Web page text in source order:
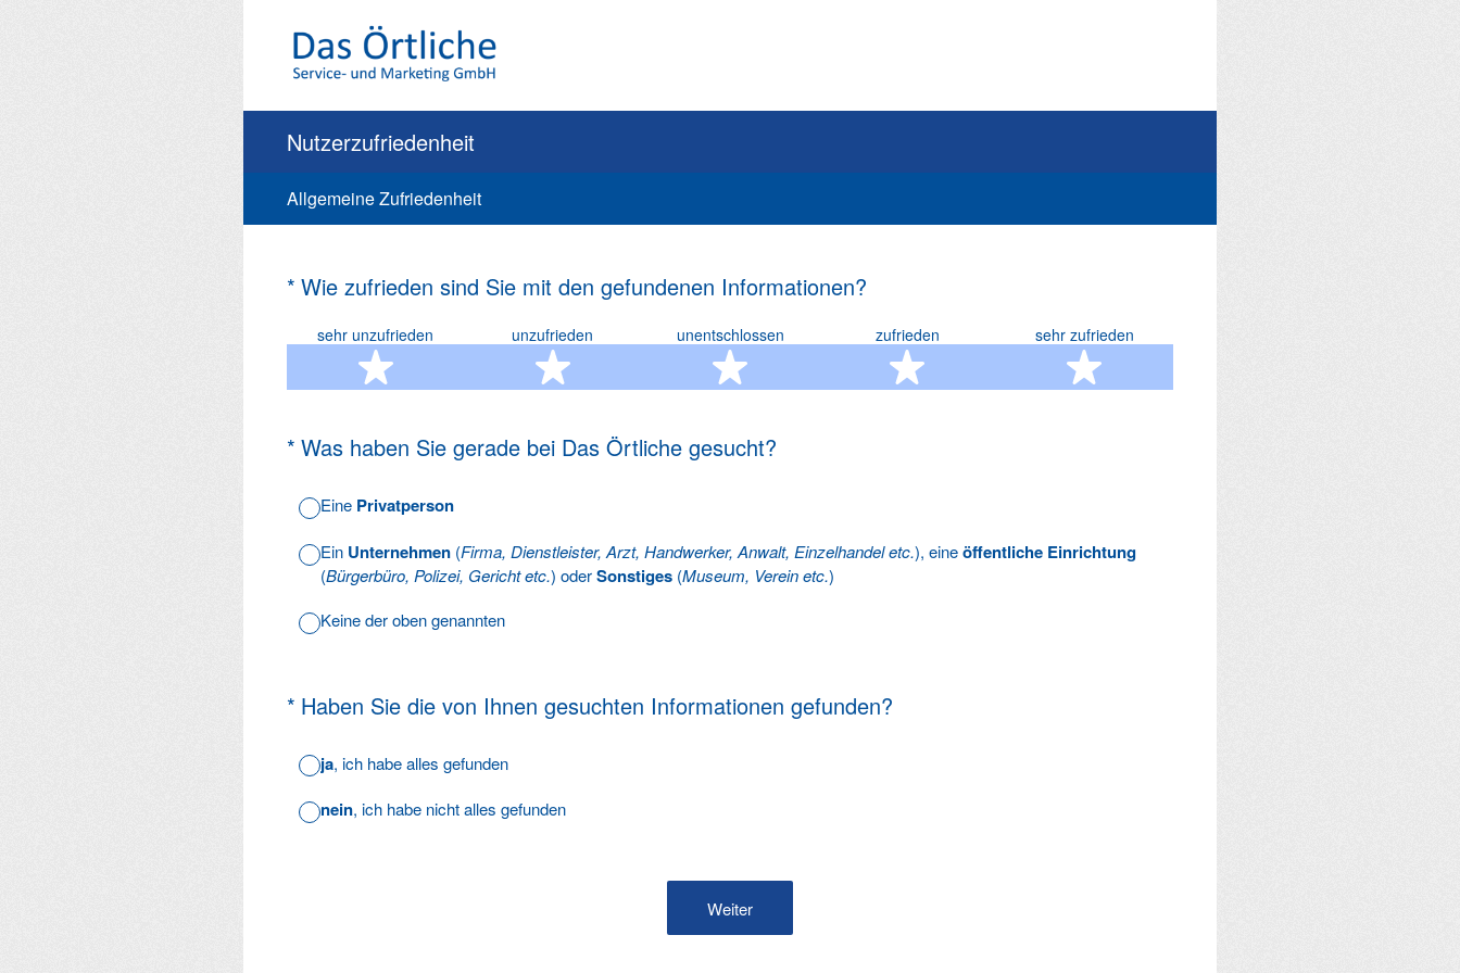
Nutzerzufriedenheit
Allgemeine Zufriedenheit
* Wie zufrieden sind Sie mit den gefundenen Informationen?
(Erforderlich.)
sehr unzufrieden
1 Stern
unzufrieden
2 Sterne
unentschlossen
3 Sterne
zufrieden
4 Sterne
sehr zufrieden
5 Sterne
* Was haben Sie gerade bei Das Örtliche gesucht?
(Erforderlich.)
Eine Privatperson
Ein Unternehmen (Firma, Dienstleister, Arzt, Handwerker, Anwalt, Einzelhandel etc.), eineöffentliche Einrichtung
(Bürgerbüro, Polizei, Gericht etc.) oderSonstiges (Museum, Verein etc.)
Keine der oben genannten
* Haben Sie die von Ihnen gesuchten Informationen gefunden?
(Erforderlich.)
ja, ich habe alles gefunden
nein, ich habe nicht alles gefunden
Weiter